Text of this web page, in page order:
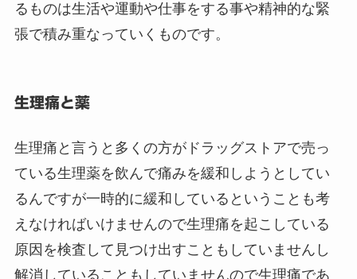
るものは生活や運動や仕事をする事や精神的な緊
張で積み重なっていくものです。
生理痛と薬
生理痛と言うと多くの方がドラッグストアで売っ
ている生理薬を飲んで痛みを緩和しようとしてい
るんですが一時的に緩和しているということも考
えなければいけませんので生理痛を起こしている
原因を検査して見つけ出すこともしていませんし
解消していることもしていませんので生理痛であ